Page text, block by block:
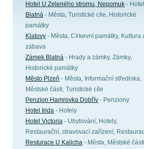
Hotel U Zeleného stromu, Nepomuk -
Blatná - Města, Turistické cíle, Historické
památky
Klatovy - Města, Církevní památky, Kultura
zábava
Zámek Blatná - Hrady a zámky, Zámky,
Historické památky
Město Plzeň - Města, Informační střediska,
Městské části, Turistické cíle
Penzion Hamrovka Dobřív - Penziony
Hotel Irida - Hotely
Hotel Victoria - Ubytování, Hotely,
Restaurační, stravovací zařízení,
Resturace U Kalicha - Města, Městské